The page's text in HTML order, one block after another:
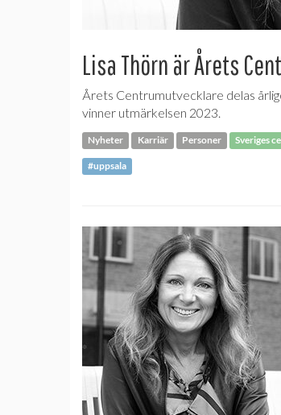
Lisa Thörn är Årets
Årets Centrumutvecklare delas
vinner utmärkelsen 2023.
Nyheter Karriär Personer Sveriges
#uppsala